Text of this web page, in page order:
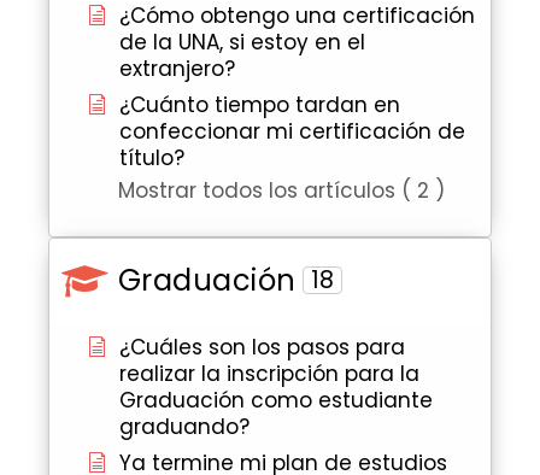
¿Cómo obtengo una certificación
de la UNA, si estoy en el
extranjero?
¿Cuánto tiempo tardan en
confeccionar mi certificación de
título?
Mostrar todos los artículos ( 2 )
Graduación 18
¿Cuáles son los pasos para
realizar la inscripción para la
Graduación como estudiante
graduando?
Ya termine mi plan de estudios